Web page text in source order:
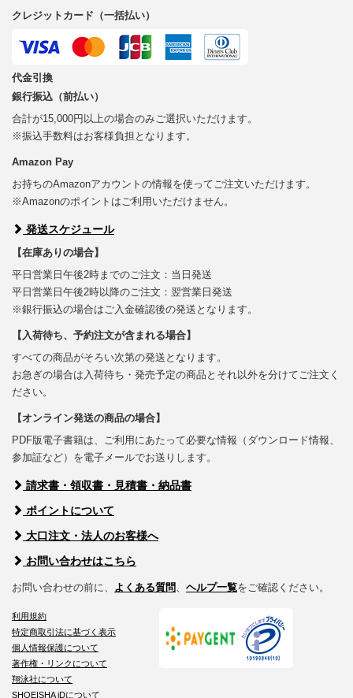
クレジットカード（一括払い）
代金引換
銀行振込（前払い）
合計が15,000円以上の場合のみご選択いただけます。
※振込手数料はお客様負担となります。
Amazon Pay
お持ちのAmazonアカウントの情報を使ってご注文いただけます。
※Amazonのポイントはご利用いただけません。
発送スケジュール
【在庫ありの場合】
平日営業日午後2時までのご注文：当日発送
平日営業日午後2時以降のご注文：翌営業日発送
※銀行振込の場合はご入金確認後の発送となります。
【入荷待ち、予約注文が含まれる場合】
すべての商品がそろい次第の発送となります。
お急ぎの場合は入荷待ち・発売予定の商品とそれ以外を分けてご注文く
ださい。
【オンライン発送の商品の場合】
PDF版電子書籍は、ご利用にあたって必要な情報（ダウンロード情報、
参加証など）を電子メールでお送りします。
請求書・領収書・見積書・納品書
ポイントについて
大口注文・法人のお客様へ
お問い合わせはこちら
お問い合わせの前に、 よくある質問 ヘルプ一覧をご確認ください。
利用規約
特定商取引法に基づく表示
個人情報保護について
著作権・リンクについて
翔泳社について
SHOEISHA iDについて